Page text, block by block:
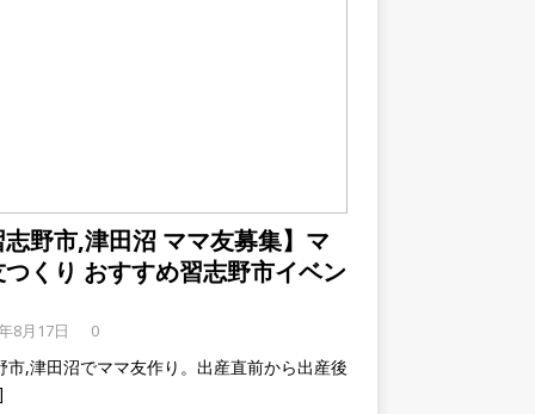
野市,津田沼 ママ友募集】マ
くり おすすめ習志野市イベン
8月17日 0
市,津田沼でママ友作り。出産直前から出産後